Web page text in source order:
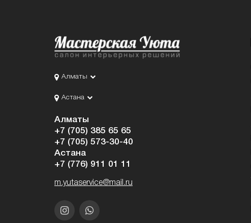
Алматы
Астана
Алматы
+7 (705) 385 65 65
+7 (705) 573-30-40
Астана
+7 (776) 911 01 11
m.yutaservice@mail.ru